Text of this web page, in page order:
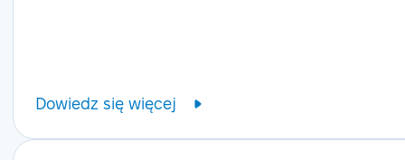
Dowiedz się więcej